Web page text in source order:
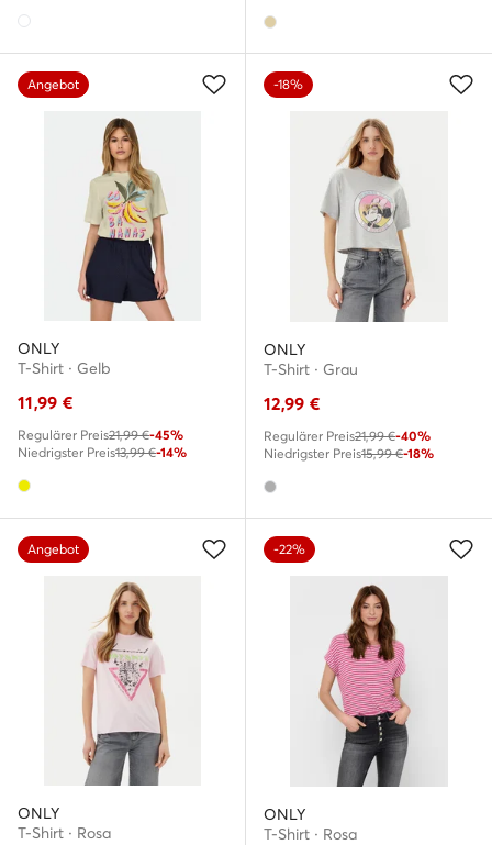
Angebot
ONLY
T-Shirt · Gelb
11,99 €
Regulärer Preis21,99 €-45%
Niedrigster Preis13,99 €-14%
-18%
ONLY
T-Shirt · Grau
12,99 €
Regulärer Preis21,99 €-40%
Niedrigster Preis15,99 €-18%
Angebot
ONLY
T-Shirt · Rosa
-22%
ONLY
T-Shirt · Rosa